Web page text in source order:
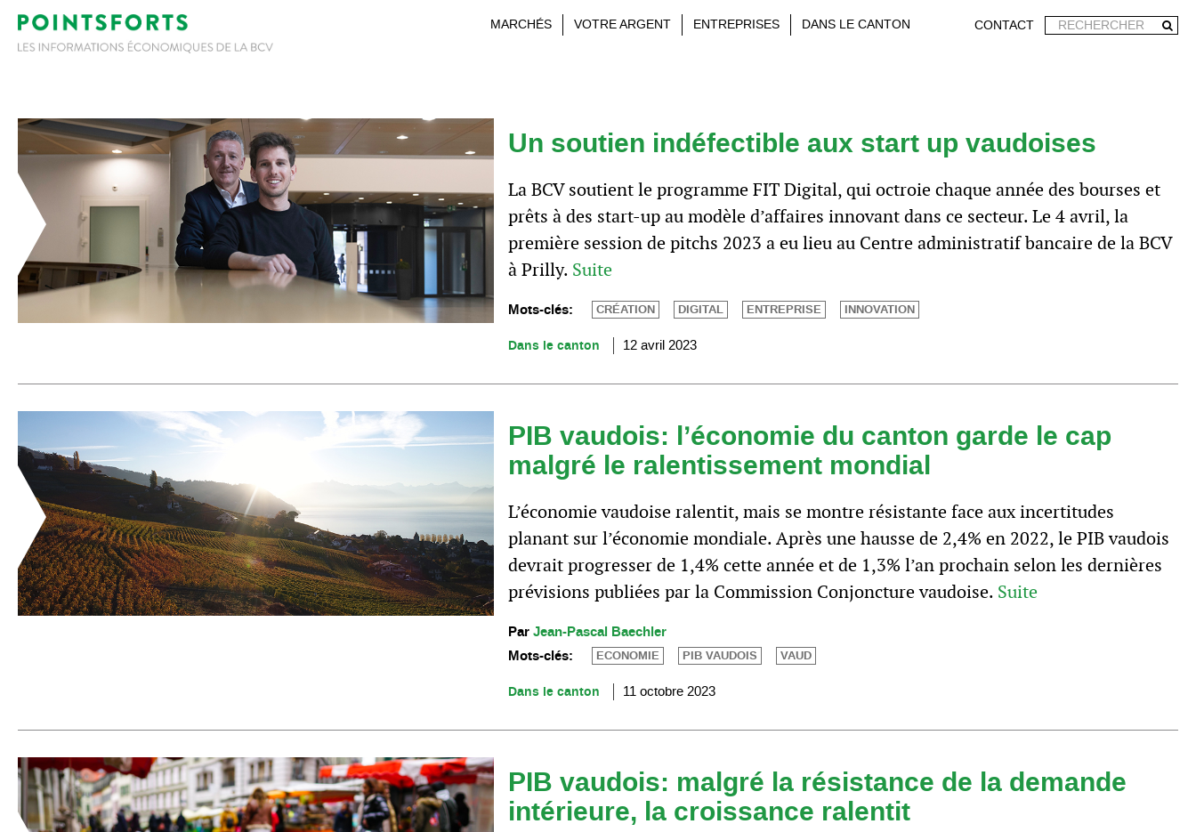
MARCHÉS VOTRE ARGENT ENTREPRISES DANS LE CANTON CONTACT
Un soutien indéfectible aux start up vaudoises
La BCV soutient le programme FIT Digital, qui octroie chaque année des bourses et
prêts à des start-up au modèle d’affaires innovant dans ce secteur. Le 4 avril, la
première session de pitchs 2023 a eu lieu au Centre administratif bancaire de la BCV
à Prilly. Suite
Mots-clés: CRÉATION DIGITAL ENTREPRISE INNOVATION
Dans le canton 12 avril 2023
PIB vaudois: l’économie du canton garde le cap
malgré le ralentissement mondial
L’économie vaudoise ralentit, mais se montre résistante face aux incertitudes
planant sur l’économie mondiale. Après une hausse de 2,4% en 2022, le PIB vaudois
devrait progresser de 1,4% cette année et de 1,3% l’an prochain selon les dernières
prévisions publiées par la Commission Conjoncture vaudoise. Suite
ParJean-Pascal Baechler
Mots-clés:
ECONOMIE PIB VAUDOIS VAUD
Dans le canton 11 octobre 2023
PIB vaudois: malgré la résistance de la demande
intérieure, la croissance ralentit